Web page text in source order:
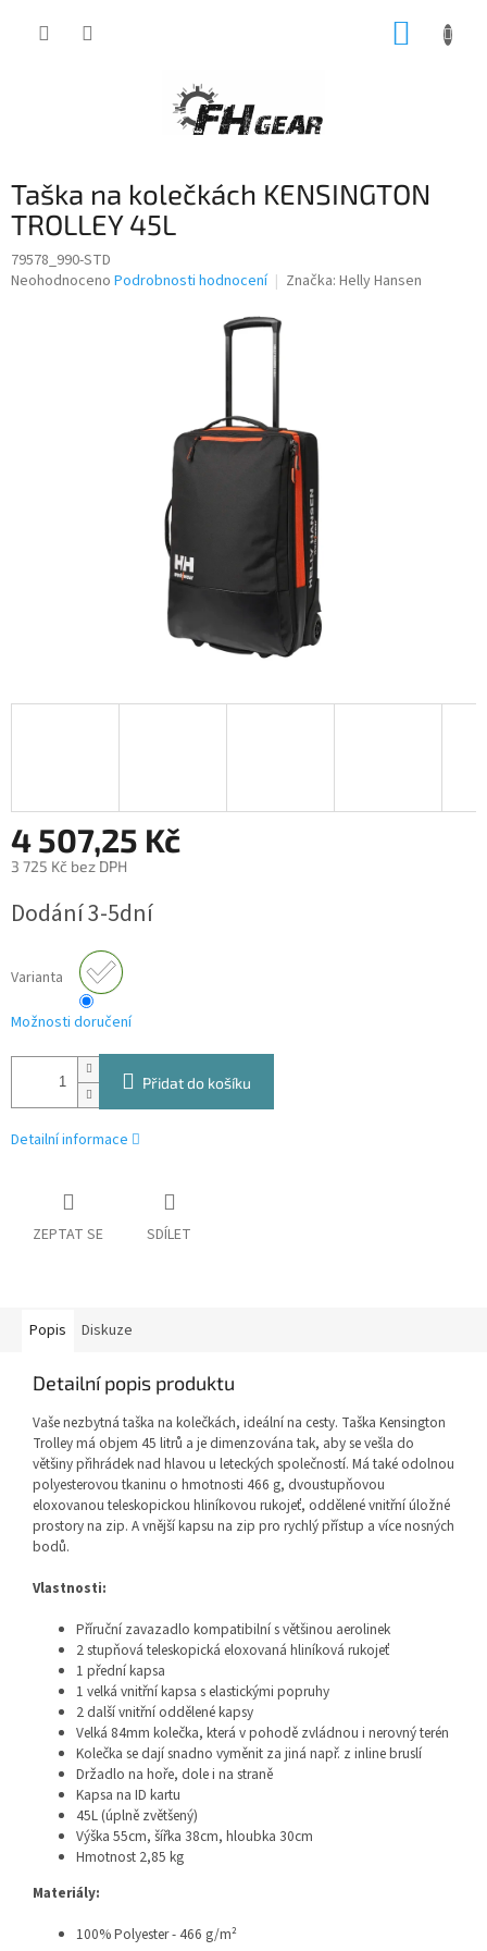
Taška na kolečkách KENSINGTON
TROLLEY 45L
79578_990-STD
Průměrné
Neohodnoceno Podrobnosti hodnocení Značka: Helly Hansen
4 507,25 Kč
3 725 Kč bez DPH
cena:
Dodání 3-5dní
Varianta
Možnosti doručení
Přidat do košíku
Detailní informace
ZEPTAT SE SDÍLET
Popis Diskuze
Detailní popis produktu
Vaše nezbytná taška na kolečkách, ideální na cesty. Taška Kensington
Trolley má objem 45 litrů a je dimenzována tak, aby se vešla do
většiny přihrádek nad hlavou u leteckých společností. Má také odolnou
polyesterovou tkaninu o hmotnosti 466 g, dvoustupňovou
eloxovanou teleskopickou hliníkovou rukojeť, oddělené vnitřní úložné
prostory na zip. A vnější kapsu na zip pro rychlý přístup a více nosných
bodů.
Vlastnosti:
Příruční zavazadlo kompatibilní s většinou aerolinek
2 stupňová teleskopická eloxovaná hliníková rukojeť
1 přední kapsa
1 velká vnitřní kapsa s elastickými popruhy
2 další vnitřní oddělené kapsy
Velká 84mm kolečka, která v pohodě zvládnou i nerovný terén
Kolečka se dají snadno vyměnit za jiná např. z inline bruslí
Držadlo na hoře, dole i na straně
Kapsa na ID kartu
45L (úplně zvětšený)
Výška 55cm, šířka 38cm, hloubka 30cm
Hmotnost 2,85 kg
Materiály:
100% Polyester - 466 g/m²